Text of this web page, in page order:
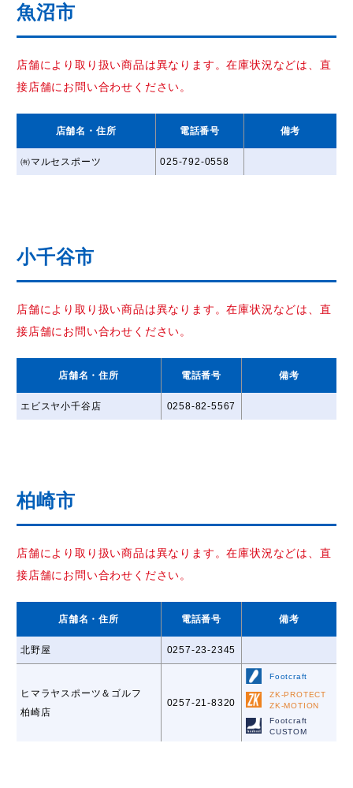
魚沼市
店舗により取り扱い商品は異なります。在庫状況などは、直
接店舗にお問い合わせください。
店舗名 ・住所 電話番号 備考
㈲マルセスポーツ 025-792-0558
小千谷市
店舗により取り扱い商品は異なります。在庫状況などは、直
接店舗にお問い合わせください。
店舗名 ・住所 電話番号 備考
エビスヤ小千谷店 0258-82-5567
柏崎市
店舗により取り扱い商品は異なります。在庫状況などは、直
接店舗にお問い合わせください。
店舗名 ・住所 電話番号 備考
北野屋 0257-23-2345
ヒマラヤスポーツ＆ゴルフ
柏崎店
0257-21-8320
Footcraft
ZK-PROTECT
ZK-MOTION
Footcraft
CUSTOM